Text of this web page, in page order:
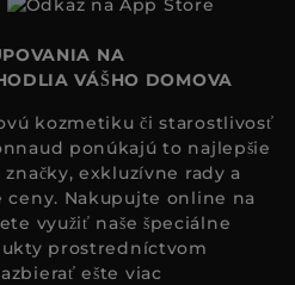
NA
VÁŠHO DOMOVA
kozmetiku či starostlivosť
ponúkajú to najlepšie
exkluzívne rady a
ceny. Nakupujte online na
využiť naše špeciálne
prostredníctvom
ešte viac